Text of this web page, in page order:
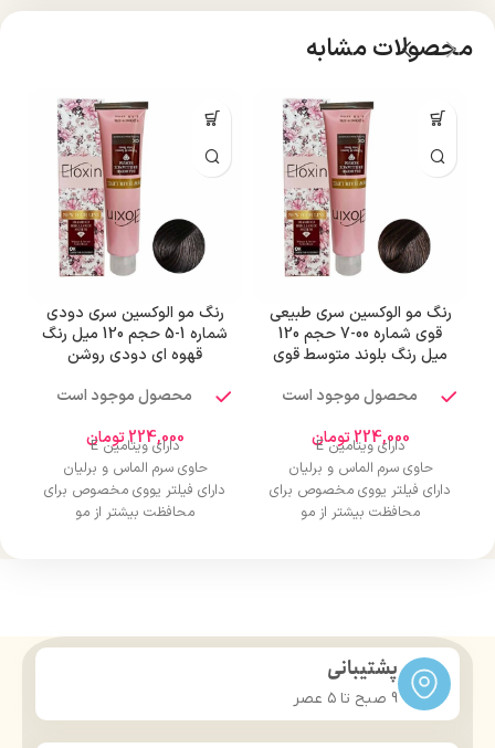
محصولات مشابه
رنگ مو الوکسین سری طبیعی
قوی شماره 00-7 حجم 120
میل رنگ بلوند متوسط قوی
محصول موجود است
224,000تومان
دارای ویتامین E
حاوی سرم الماس و برلیان
دارای فیلتر یووی مخصوص برای
محافظت بیشتر از مو
رنگ مو الوکسین سری دودی
شماره 1-5 حجم 120 میل رنگ
قهوه ای دودی روشن
محصول موجود است
224,000تومان
دارای ویتامین E
حاوی سرم الماس و برلیان
دارای فیلتر یووی مخصوص برای
محافظت بیشتر از مو
پشتیبانی
9 صبح تا ۵ عصر